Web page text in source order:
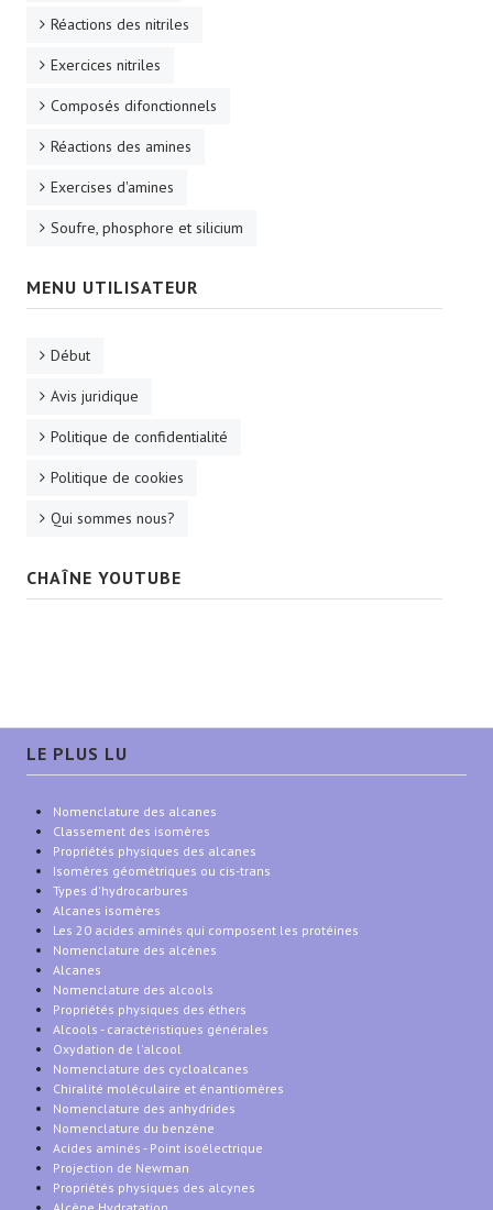
Réactions des nitriles
Exercices nitriles
Composés difonctionnels
Réactions des amines
Exercises d'amines
Soufre, phosphore et silicium
MENU UTILISATEUR
Début
Avis juridique
Politique de confidentialité
Politique de cookies
Qui sommes nous?
CHAÎNE YOUTUBE
LE PLUS LU
Nomenclature des alcanes
Classement des isomères
Propriétés physiques des alcanes
Isomères géométriques ou cis-trans
Types d'hydrocarbures
Alcanes isomères
Les 20 acides aminés qui composent les protéines
Nomenclature des alcènes
Alcanes
Nomenclature des alcools
Propriétés physiques des éthers
Alcools - caractéristiques générales
Oxydation de l'alcool
Nomenclature des cycloalcanes
Chiralité moléculaire et énantiomères
Nomenclature des anhydrides
Nomenclature du benzène
Acides aminés - Point isoélectrique
Projection de Newman
Propriétés physiques des alcynes